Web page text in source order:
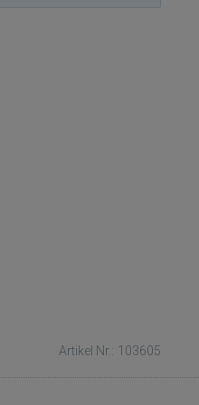
Artikel Nr.: 103605